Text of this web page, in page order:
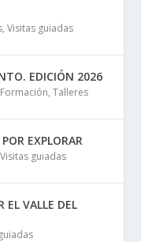
,Visitas guiadas
EDICIÓN 2026
Formación,Talleres
EXPLORAR
Visitas guiadas
EL VALLE DEL